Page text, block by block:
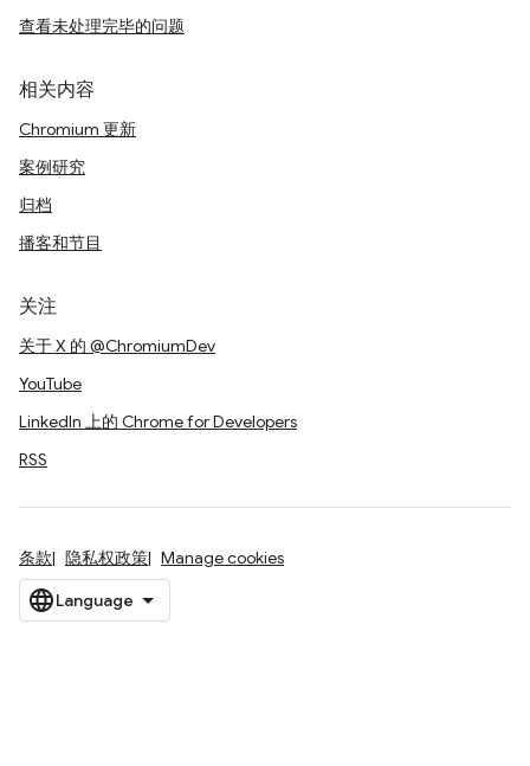
查看未处理完毕的问题
相关内容
Chromium 更新
案例研究
归档
播客和节目
关注
关于 X 的 @ChromiumDev
YouTube
LinkedIn 上的 Chrome for Developers
RSS
条款 隐私权政策 Manage cookies